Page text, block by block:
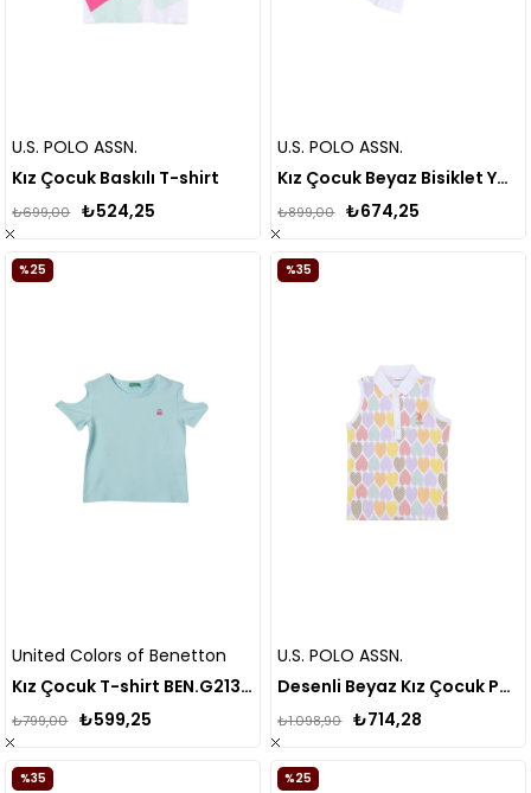
U.S. POLO ASSN.
Kız Çocuk Baskılı T-shirt
₺524,25
₺699,00
U.S. POLO ASSN.
Kız Çocuk Beyaz Bisiklet Yaka Tişört 1834194
₺674,25
₺899,00
United Colors of Benetton
Kız Çocuk T-shirt BEN.G21303
₺599,25
₺799,00
%25
U.S. POLO ASSN.
Desenli Beyaz Kız Çocuk Polo T-shirt
₺714,28
₺1.098,90
%35
%35 %25